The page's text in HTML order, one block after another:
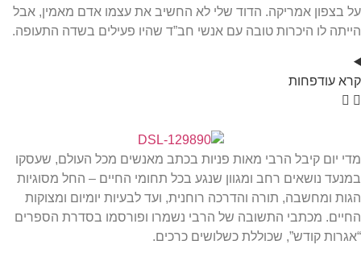
על בצפון אמריקה. הדוד שלי לא החשיב את עצמו אדם מאמין, אבל
הייתה לו היכרות טובה עם אנשי חב”ד שהיו פעילים בשדה התעופה.
קרא עודפחות
מדי יום קיבל הרבי מאות פניות בכתב מאנשים מכל העולם, שעסקו
במנעד נושאים רחב ומגוון שנגע בכל תחומי החיים – החל מסוגיות
הגות ומחשבה, תורה והדרכה רוחנית, ועד לבעיות יומיום ומצוקות
החיים. מכתבי התשובה של הרבי נשמרו ופורסמו בסדרת הספרים
“אגרות קודש”, שכוללת כשלושים כרכים.